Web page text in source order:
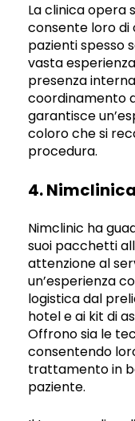
La clinica opera
consente loro di
pazienti spesso
vasta
presenza
coordinamento
garantisce
coloro che si
procedura.
4. Nimclinica
Nimclinic ha
suoi pacchetti
attenzione al
un’esperienza
logistica dal
hotel e ai kit di
Offrono sia le
consentendo
trattamento in
paziente.